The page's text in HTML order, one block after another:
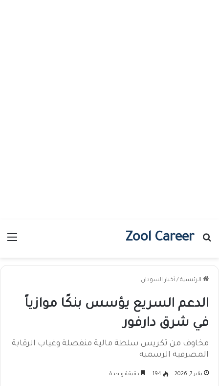
Zool Career
بحث عن
الرئيسية / أخبار السودان
الدعم السريع يؤسس بنكًا موازياً
في شرق دارفور
مخاوف من تكريس سلطة مالية منفصلة وغياب الرقابة
المصرفية الرسمية
يناير 7, 2026 194 دقيقة واحدة